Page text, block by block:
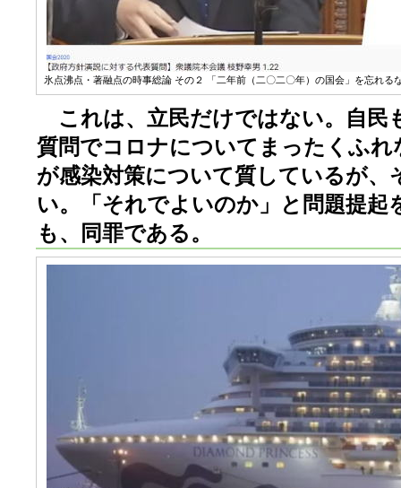
氷点沸点・著融点の時事総論 その２ 「二年前（二〇二〇年）の国会」を忘れる
これは、立民だけではない。自民
質問でコロナについてまったくふれ
が感染対策について質しているが、
い。「それでよいのか」と問題提起
も、同罪である。